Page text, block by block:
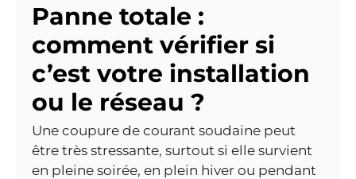
Panne totale :
comment vérifier si
c’est votre installation
ou le réseau ?
Une coupure de courant soudaine peut
être très stressante, surtout si elle survient
en pleine soirée, en plein hiver ou pendant